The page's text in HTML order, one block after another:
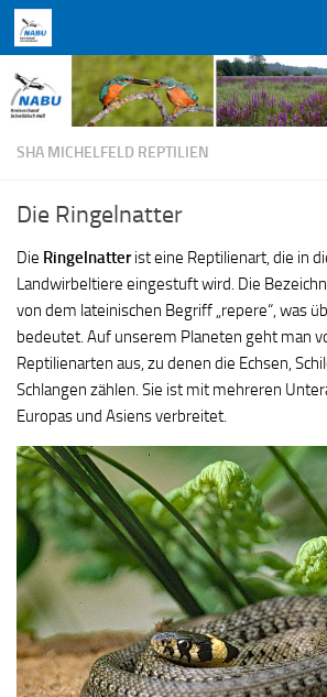
Zum Inhalt springen
SHA MICHELFELD REPTILIEN
Die Ringelnatter
Die Ringelnatterist eine Reptilienart, die in
Landwirbeltiere eingestuft wird. Die
von dem lateinischen Begriff „repere“, was
bedeutet. Auf unserem Planeten geht man
Reptilienarten aus, zu denen die Echsen,
Schlangen zählen. Sie ist mit mehreren
Europas und Asiens verbreitet.